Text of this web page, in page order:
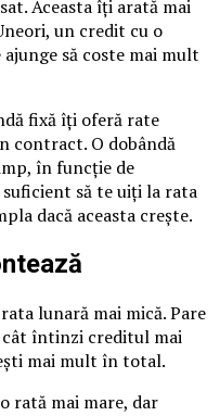
Aceasta îți arată mai
un credit cu o
să coste mai mult
fixă îți oferă rate
contract. O dobândă
în funcție de
să te uiți la rata
dacă aceasta crește.
lunară mai mică. Pare
cât întinzi creditul mai
mai mult în total.
rată mai mare, dar